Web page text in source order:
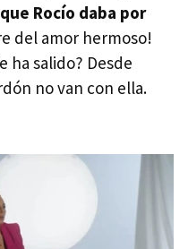
Rocío daba por
del amor hermoso!
ha salido? Desde
no van con ella.